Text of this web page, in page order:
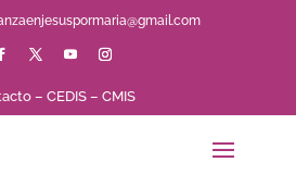
–CEDIS –CMIS